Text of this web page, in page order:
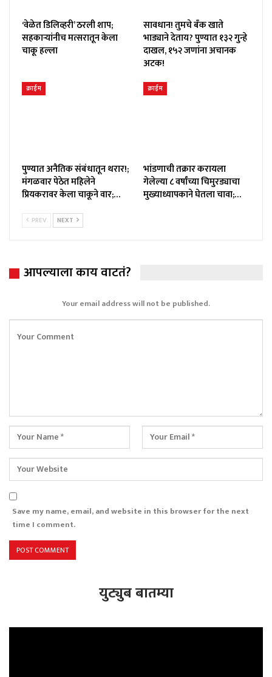
‘वेळेत डिलिव्हरी’ ठरली शाप;
सहकाऱ्यांनीच मत्सरातून केला
चाकू हल्ला
सावधान! तुमचे बँक खाते
भाड्याने देताय? पुण्यात १३२ गुन्हे
दाखल, १५२ जणांना अचानक
अटक!
क्राईम
पुण्यात अनैतिक संबंधातून थरार!;
मंगळवार पेठेत महिलेने
प्रियकरावर केला चाकूने वार;…
क्राईम
भांडणाची तक्रार करायला
गेलेल्या ८ वर्षांच्या चिमुरड्याचा
मुख्याध्यापकाने घेतला चावा;…
PREV NEXT
आपल्याला काय वाटतं?
Your email address will not be published.
Save my name, email, and website in this browser for the next
time I comment.
युट्युब बातम्या